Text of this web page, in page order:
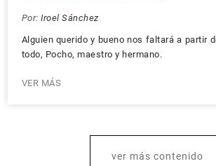
Por: Iroel Sánchez
Alguien querido y bueno nos faltará a partir
todo, Pocho, maestro y hermano.
VER MÁS
ver más contenido